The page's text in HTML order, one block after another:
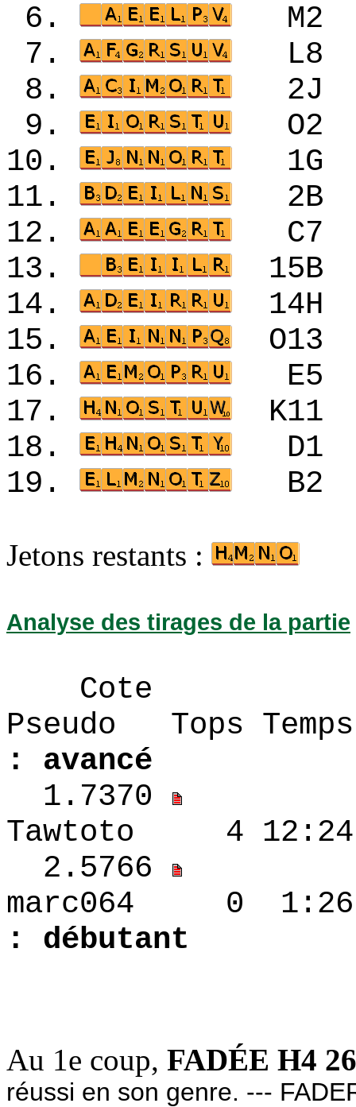
6.
7.
8.
9.
10.
11.
12.
13.
14.
15.
16.
17.
18.
19.
Jetons restants :
Analyse des tirages de la partie
Cote
Pseudo Tops
: avancé
1.7370
Tawtoto 4
2.5766
marc064 0
: débutant
Au 1e coup, FADÉE H4 26
réussi en son genre. ---